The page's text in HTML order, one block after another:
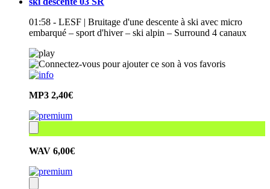
01:58 - LESF | Bruitage d'une descente à ski avec micro
embarqué – sport d'hiver – ski alpin – Surround 4 canaux
MP3 2,40€
WAV 6,00€